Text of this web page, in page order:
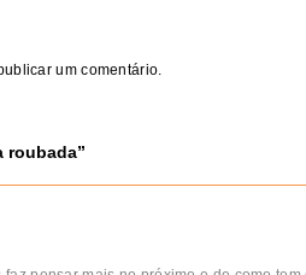
um comentário.
roubada”